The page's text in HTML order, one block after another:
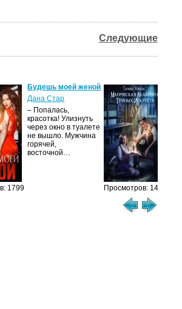
Следующие
1799
Будешь моей женой
Дана Стар
– Попалась,
красотка! Улизнуть
через окно в туалете
не вышло. Мужчина
горячей,
восточной…
Просмотров: 1458